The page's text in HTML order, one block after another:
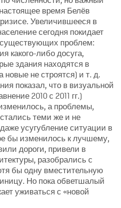
время Белёв
Увеличившееся в
сегодня покидает
проблем:
какого-либо досуга,
здания находятся в
не строятся) и т. д.
показал, что в визуальной
2010 с 2011 гг.)
а проблемы,
теми же и не
усугубление ситуации в
бы изменилось к лучшему,
дороги, привели в
разобрались с
бы одну вместительную
Но пока обветшалый
уживаться с «новой